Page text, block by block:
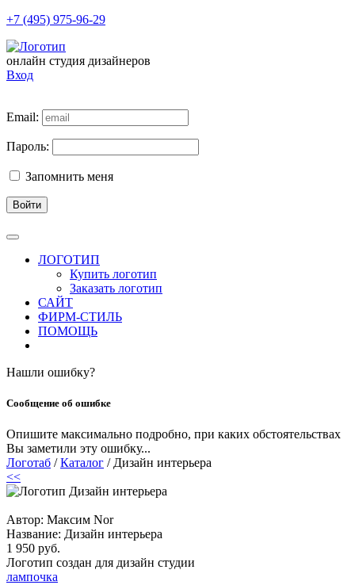
+7 (495) 975-96-29
онлайн студия дизайнеров
Вход
Email:
Пароль:
Запомнить меня
Войти
ЛОГОТИП
Купить логотип
Заказать логотип
САЙТ
ФИРМ-СТИЛЬ
ПОМОЩЬ
Нашли ошибку?
Сообщение об ошибке
Опишите максимально подробно, при каких обстоятельствах
Вы заметили эту ошибку...
Логотаб /Каталог / Дизайн интерьера
<<
Автор: Максим Nor
Название: Дизайн интерьера
1 950 руб.
Логотип создан для дизайн студии
лампочка